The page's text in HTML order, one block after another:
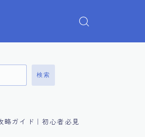
検索
略ガイド｜初心者必見